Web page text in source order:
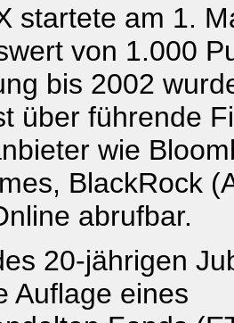
startete am 1.
von 1.000
bis 2002
über führende
wie
BlackRock
abrufbar.
20-jährigen
Auflage eines